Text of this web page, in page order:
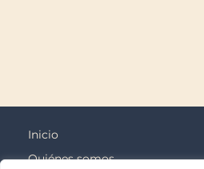
Inicio
Quiénes somos